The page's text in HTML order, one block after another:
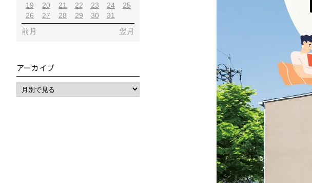
19
20 21 22 23 24
25
26
27 28 29 30 31
前月 翌月
アーカイブ